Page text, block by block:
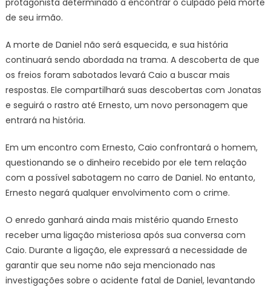
protagonista determinado a encontrar o culpado pela morte
de seu irmão.
A morte de Daniel não será esquecida, e sua história
continuará sendo abordada na trama. A descoberta de que
os freios foram sabotados levará Caio a buscar mais
respostas. Ele compartilhará suas descobertas com Jonatas
e seguirá o rastro até Ernesto, um novo personagem que
entrará na história.
Em um encontro com Ernesto, Caio confrontará o homem,
questionando se o dinheiro recebido por ele tem relação
com a possível sabotagem no carro de Daniel. No entanto,
Ernesto negará qualquer envolvimento com o crime.
O enredo ganhará ainda mais mistério quando Ernesto
receber uma ligação misteriosa após sua conversa com
Caio. Durante a ligação, ele expressará a necessidade de
garantir que seu nome não seja mencionado nas
investigações sobre o acidente fatal de Daniel, levantando